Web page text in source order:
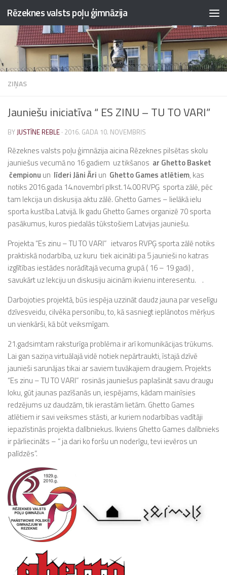
Skip to content
Rēzeknes valsts poļu ģimnāzija
ZIŅAS
Jauniešu iniciatīva “ ES ZINU – TU TO VARI”
BYJUSTĪNE REBLE · 2016. GADA 10. NOVEMBRIS
Rēzeknes valsts poļu ģimnāzija aicina Rēzeknes pilsētas skolu
jauniešus vecumā no 16 gadiem uz tikšanos ar Ghetto Basket
čempionu un līderi Jāni Āri un Ghetto Games atlētiem, kas
notiks 2016.gada 14.novembrī plkst.14.00 RVPĢ sporta zālē, pēc
tam lekcija un diskusija aktu zālē. Ghetto Games – lielākā ielu
sporta kustība Latvijā. Ik gadu Ghetto Games organizē 70 sporta
pasākumus, kuros piedalās tūkstošiem Latvijas jauniešu.
Projekta “Es zinu – TU TO VARI” ietvaros RVPĢ sporta zālē notiks
praktiskā nodarbība, uz kuru tiek aicināti pa 5 jaunieši no katras
izglītības iestādes norādītajā vecuma grupā ( 16 – 19 gadi) ,
savukārt uz lekciju un diskusiju aicinām ikvienu interesentu. .
Darbojoties projektā, būs iespēja uzzināt daudz jauna par veselīgu
dzīvesveidu, cilvēka personību, to, kā sasniegt ieplānotos mērķus
un vienkārši, kā būt veiksmīgam.
21.gadsimtam raksturīga problēma ir arī komunikācijas trūkums.
Lai gan saziņa virtuālajā vidē notiek nepārtraukti, īstajā dzīvē
jaunieši sarunājas tikai ar saviem tuvākajiem draugiem. Projekts
“Es zinu – TU TO VARI” rosinās jauniešus paplašināt savu draugu
loku, gūt jaunas pazīšanās un, iespējams, kādam mainīsies
redzējums uz daudzām, tik ierastām lietām. Ghetto Games
atlētiem ir savi veiksmes stāsti, ar kuriem nodarbības vadītāji
iepazīstinās projekta dalībniekus. Ikviens Ghetto Games dalībnieks
ir pārliecināts – “ ja dari ko foršu un noderīgu, tevi ievēros un
palīdzēs”.